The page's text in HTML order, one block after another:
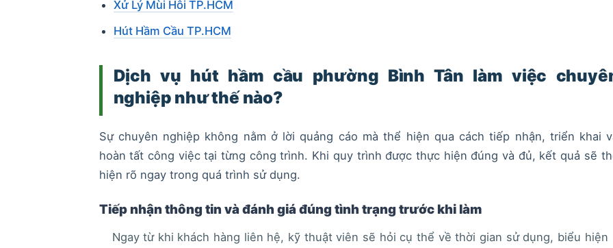
Xử Lý Mùi Hôi TP.HCM
Hút Hầm Cầu TP.HCM
Dịch vụ hút hầm cầu phường Bình Tân làm việc
nghiệp như thế nào?
Sự chuyên nghiệp không nằm ở lời quảng cáo mà thể hiện qua cách tiếp nhận, triển khai
hoàn tất công việc tại từng công trình. Khi quy trình được thực hiện đúng và đủ, kết quả sẽ
hiện rõ ngay trong quá trình sử dụng.
Tiếp nhận thông tin và đánh giá đúng tình trạng trước khi làm
Ngay từ khi khách hàng liên hệ, kỹ thuật viên sẽ hỏi cụ thể về thời gian sử dụng, biểu hiện